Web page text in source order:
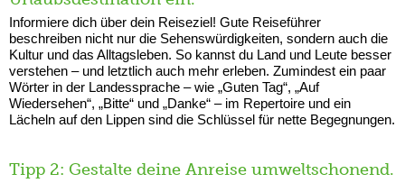
Informiere dich über dein Reiseziel! Gute Reiseführer
beschreiben nicht nur die Sehenswürdigkeiten, sondern auch die
Kultur und das Alltagsleben. So kannst du Land und Leute besser
verstehen – und letztlich auch mehr erleben. Zumindest ein paar
Wörter in der Landessprache – wie „Guten Tag“, „Auf
Wiedersehen“, „Bitte“ und „Danke“ – im Repertoire und ein
Lächeln auf den Lippen sind die Schlüssel für nette Begegnungen.
Tipp 2: Gestalte deine Anreise umweltschonend.